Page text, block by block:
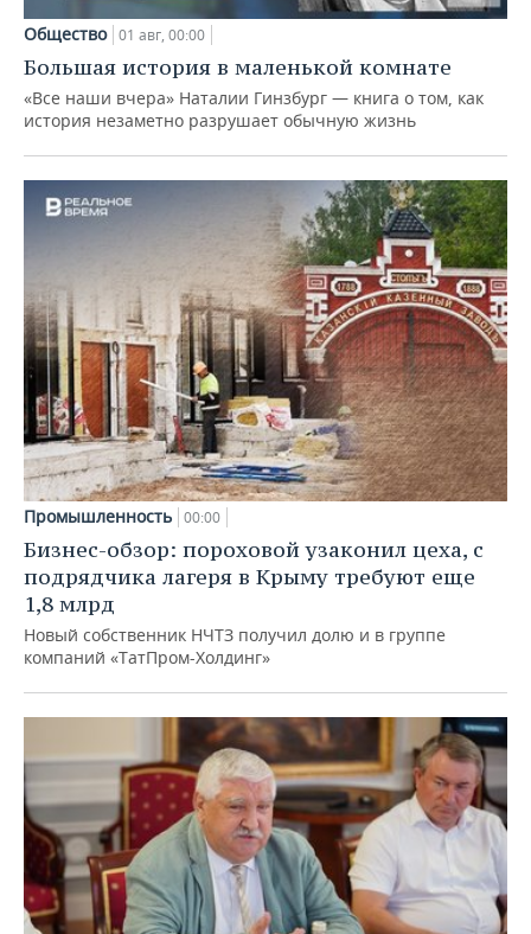
Общество 01 авг, 00:00
Большая история в маленькой комнате
«Все наши вчера» Наталии Гинзбург — книга о том, как
история незаметно разрушает обычную жизнь
Промышленность 00:00
Бизнес-обзор: пороховой узаконил цеха, с
подрядчика лагеря в Крыму требуют еще
1,8 млрд
Новый собственник НЧТЗ получил долю и в группе
компаний «ТатПром-Холдинг»